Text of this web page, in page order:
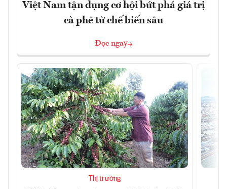
Việt Nam tận dụng cơ hội bứt phá giá trị
cà phê từ chế biến sâu
Đọc ngay
Thị trường